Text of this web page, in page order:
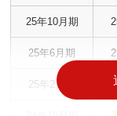
25年10月期
25年6月期
25年2月期